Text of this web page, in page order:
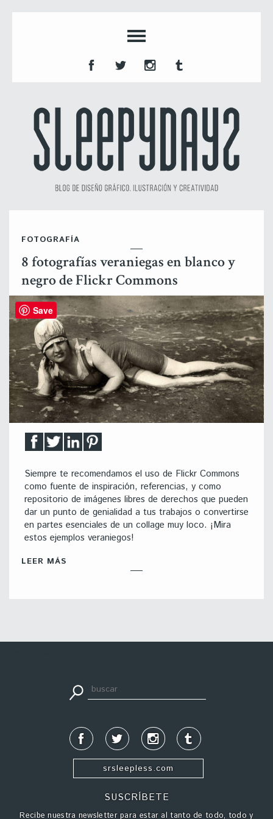
FOTOGRAFÍA
8 fotografías veraniegas en blanco y
negro de Flickr Commons
Siempre te recomendamos el uso de Flickr Commons
como fuente de inspiración, referencias, y como
repositorio de imágenes libres de derechos que pueden
dar un punto de genialidad a tus trabajos o convertirse
en partes esenciales de un collage muy loco. ¡Mira
estos ejemplos veraniegos!
LEER MÁS
srsleepless.com
SUSCRÍBETE
Recibe nuestra newsletter para estar al tanto de todo, todo y
Save